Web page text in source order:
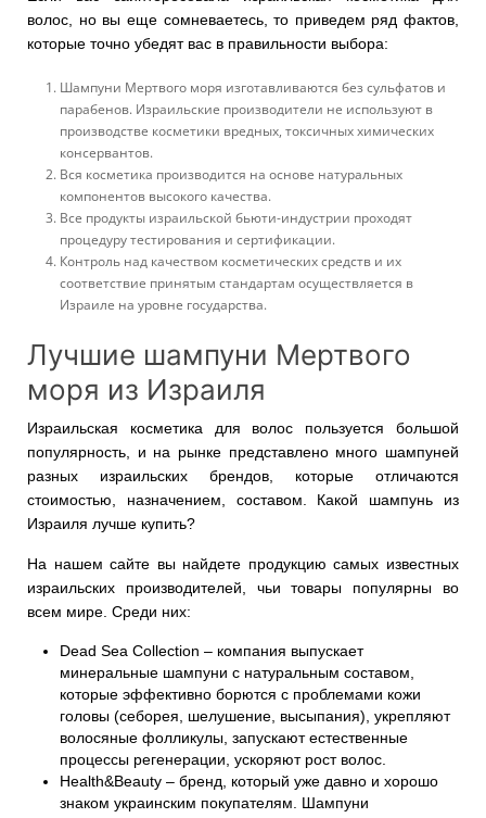
волос, но вы еще сомневаетесь, то приведем ряд фактов,
которые точно убедят вас в правильности выбора:
Шампуни Мертвого моря изготавливаются без сульфатов и
парабенов. Израильские производители не используют в
производстве косметики вредных, токсичных химических
консервантов.
Вся косметика производится на основе натуральных
компонентов высокого качества.
Все продукты израильской бьюти-индустрии проходят
процедуру тестирования и сертификации.
Контроль над качеством косметических средств и их
соответствие принятым стандартам осуществляется в
Израиле на уровне государства.
Лучшие шампуни Мертвого
моря из Израиля
Израильская косметика для волос пользуется большой
популярность, и на рынке представлено много шампуней
разных израильских брендов, которые отличаются
стоимостью, назначением, составом. Какой шампунь из
Израиля лучше купить?
На нашем сайте вы найдете продукцию самых известных
израильских производителей, чьи товары популярны во
всем мире. Среди них:
Dead Sea Collection – компания выпускает
минеральные шампуни с натуральным составом,
которые эффективно борются с проблемами кожи
головы (себорея, шелушение, высыпания), укрепляют
волосяные фолликулы, запускают естественные
процессы регенерации, ускоряют рост волос.
Health&Beauty – бренд, который уже давно и хорошо
знаком украинским покупателям. Шампуни